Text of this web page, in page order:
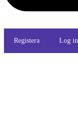
Registera Log in